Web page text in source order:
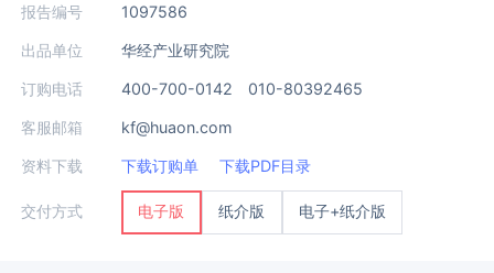
报告编号 1097586
出品单位 华经产业研究院
订购电话 400-700-0142 010-80392465
客服邮箱 kf@huaon.com
资料下载 下载订购单 下载PDF目录
交付方式 电子版 纸介版 电子+纸介版